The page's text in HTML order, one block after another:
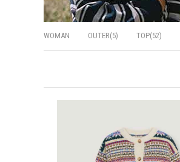
WOMAN OUTER(5) TOP(52)